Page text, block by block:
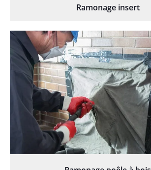
Ramonage insert